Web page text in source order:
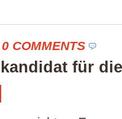
0 COMMENTS
für